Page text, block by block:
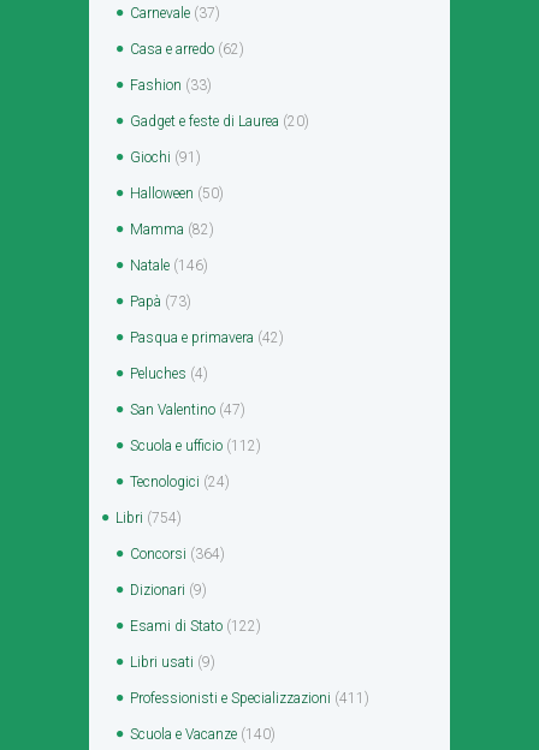
Carnevale (37)
Casa e arredo (62)
Fashion (33)
Gadget e feste di Laurea (20)
Giochi (91)
Halloween (50)
Mamma (82)
Natale (146)
Papà (73)
Pasqua e primavera (42)
Peluches (4)
San Valentino (47)
Scuola e ufficio (112)
Tecnologici (24)
Libri (754)
Concorsi (364)
Dizionari (9)
Esami di Stato (122)
Libri usati (9)
Professionisti e Specializzazioni (411)
Scuola e Vacanze (140)